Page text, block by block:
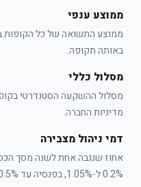
ממוצע ענפי
ממוצע התשואה של כל הקופות
באותה תקופה.
מסלול כללי
מסלול ההשקעה הסטנדרטי
מדיניות החברה.
דמי ניהול מצבירה
אחוז שנגבה אחת לשנה מסך
0.2% ל-1.05%, בפנסיה עד 0.5%.